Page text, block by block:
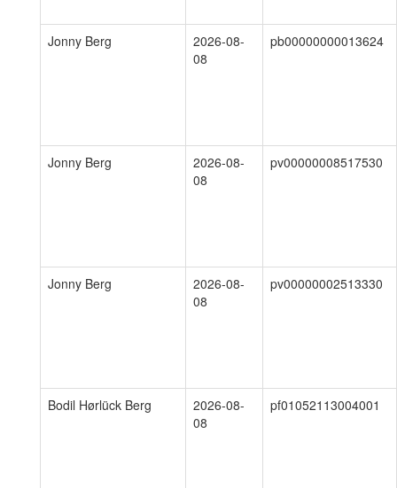
Jonny Berg
2026-08-
08
pb00000000013624
Jonny Berg
2026-08-
08
pv00000008517530
Jonny Berg
2026-08-
08
pv00000002513330
Bodil Hørlück Berg
2026-08-
08
pf01052113004001